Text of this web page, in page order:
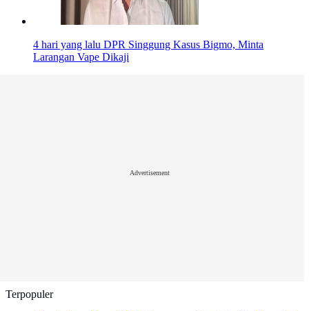
4 hari yang lalu DPR Singgung Kasus Bigmo, Minta
Larangan Vape Dikaji
Advertisement
Terpopuler